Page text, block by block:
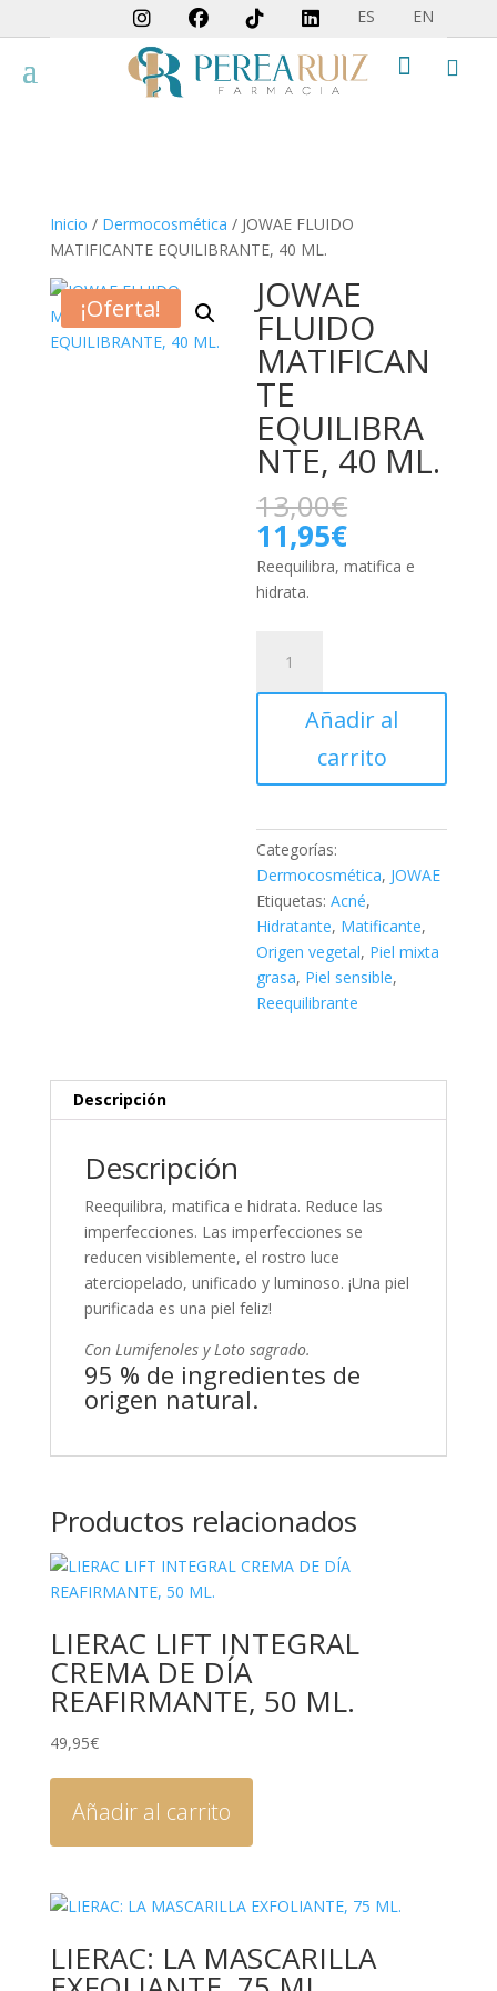
ES EN


Inicio / Dermocosmética / JOWAE FLUIDO
MATIFICANTE EQUILIBRANTE, 40 ML.
¡Oferta! JOWAE
FLUIDO
MATIFICAN
TE
EQUILIBRA
NTE, 40 ML.
13,00€
original
era:
11,95€El
precio
actual
Reequilibra, matifica e
hidrata.
FLUIDO
MATIFICANTE
EQUILIBRANTE,
Añadir al
carrito
Categorías:
Dermocosmética, JOWAE
Etiquetas:Acné,
Hidratante, Matificante,
Origen vegetal, Piel mixta
grasa, Piel sensible,
Reequilibrante
Descripción
Descripción
Reequilibra, matifica e hidrata. Reduce las
imperfecciones. Las imperfecciones se
reducen visiblemente, el rostro luce
aterciopelado, unificado y luminoso. ¡Una piel
purificada es una piel feliz!
Con Lumifenoles y Loto sagrado.
95 % de ingredientes de
origen natural.
Productos relacionados
LIERAC LIFT INTEGRAL
CREMA DE DÍA
REAFIRMANTE, 50 ML.
49,95€
Añadir al carrito
LIERAC: LA MASCARILLA